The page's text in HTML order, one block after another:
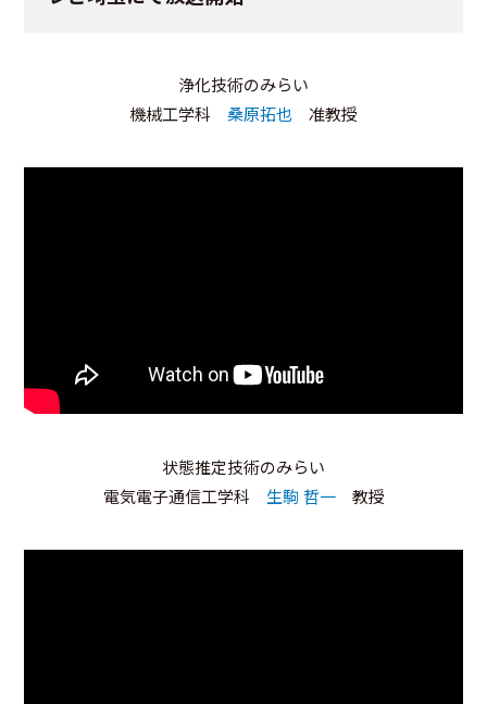
浄化技術のみらい
機械工学科 桑原拓也 准教授
状態推定技術のみらい
電気電子通信工学科 生駒 哲一教授